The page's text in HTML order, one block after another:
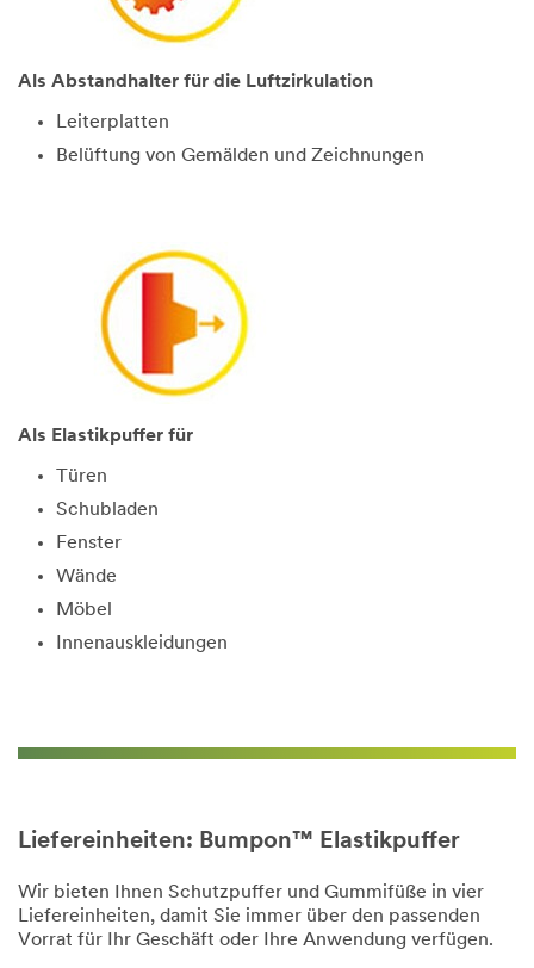
Als Abstandhalter für die Luftzirkulation
Leiterplatten
Belüftung von Gemälden und Zeichnungen
Als Elastikpuffer für
Türen
Schubladen
Fenster
Wände
Möbel
Innenauskleidungen
Liefereinheiten: Bumpon™ Elastikpuffer
Wir bieten Ihnen Schutzpuffer und Gummifüße in vier
Liefereinheiten, damit Sie immer über den passenden
Vorrat für Ihr Geschäft oder Ihre Anwendung verfügen.